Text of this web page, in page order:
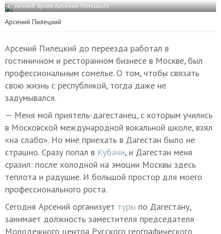
© личный архив Арсения Пилецкого
Арсений Пилецкий
Арсений Пилецкий до переезда работал в
гостиничном и ресторанном бизнесе в Москве, был
профессиональным сомелье. О том, чтобы связать
свою жизнь с республикой, тогда даже не
задумывался.
— Меня мой приятель-дагестанец, с которым учились
в Московской международной вокальной школе, взял
«на слабо». Но мне приехать в Дагестан было не
страшно. Сразу попал в Кубачи, и Дагестан меня
сразил: после холодной на эмоции Москвы здесь
теплота и радушие. И большой простор для моего
профессионального роста.
Сегодня Арсений организует туры по Дагестану,
занимает должность заместителя председателя
Молодежного центра Русского географического